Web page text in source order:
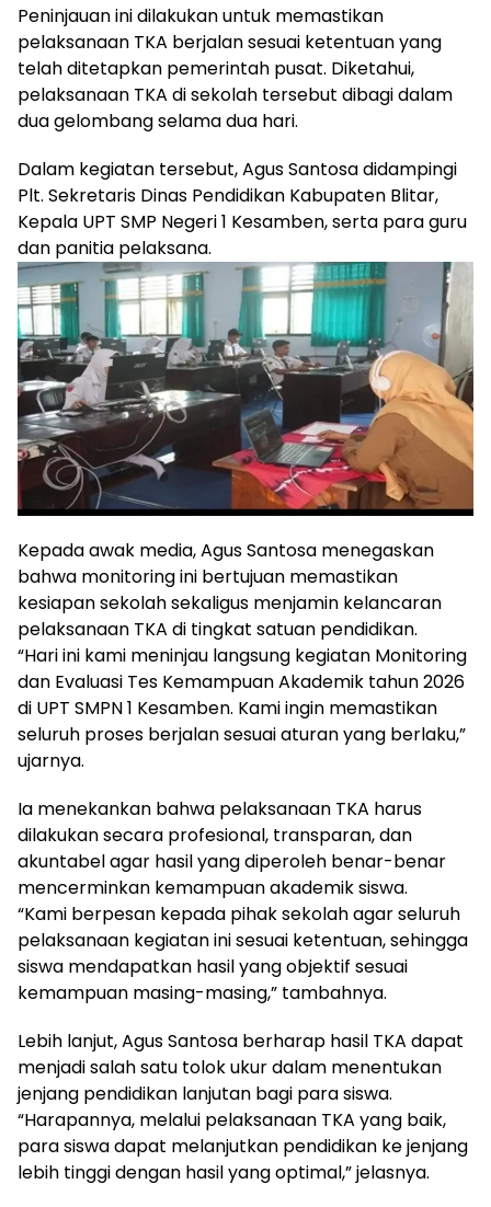
Peninjauan ini dilakukan untuk memastikan
pelaksanaan TKA berjalan sesuai ketentuan yang
telah ditetapkan pemerintah pusat. Diketahui,
pelaksanaan TKA di sekolah tersebut dibagi dalam
dua gelombang selama dua hari.
Dalam kegiatan tersebut, Agus Santosa didampingi
Plt. Sekretaris Dinas Pendidikan Kabupaten Blitar,
Kepala UPT SMP Negeri 1 Kesamben, serta para guru
dan panitia pelaksana.
Kepada awak media, Agus Santosa menegaskan
bahwa monitoring ini bertujuan memastikan
kesiapan sekolah sekaligus menjamin kelancaran
pelaksanaan TKA di tingkat satuan pendidikan.
“Hari ini kami meninjau langsung kegiatan Monitoring
dan Evaluasi Tes Kemampuan Akademik tahun 2026
di UPT SMPN 1 Kesamben. Kami ingin memastikan
seluruh proses berjalan sesuai aturan yang berlaku,”
ujarnya.
Ia menekankan bahwa pelaksanaan TKA harus
dilakukan secara profesional, transparan, dan
akuntabel agar hasil yang diperoleh benar-benar
mencerminkan kemampuan akademik siswa.
“Kami berpesan kepada pihak sekolah agar seluruh
pelaksanaan kegiatan ini sesuai ketentuan, sehingga
siswa mendapatkan hasil yang objektif sesuai
kemampuan masing-masing,” tambahnya.
Lebih lanjut, Agus Santosa berharap hasil TKA dapat
menjadi salah satu tolok ukur dalam menentukan
jenjang pendidikan lanjutan bagi para siswa.
“Harapannya, melalui pelaksanaan TKA yang baik,
para siswa dapat melanjutkan pendidikan ke jenjang
lebih tinggi dengan hasil yang optimal,” jelasnya.